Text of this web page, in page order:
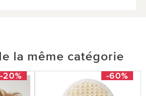
la même catégorie
-20% -60%